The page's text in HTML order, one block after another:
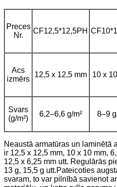
Preces
Nr.
CF12,5*12,5PH
Acs
izmērs
12,5 x 12,5 mm 10 x
Svars
(g/m²)
6,2–6,6 g/m² 8–9
Neaustā armatūras un laminētā
ir 12,5 x 12,5 mm, 10 x 10 mm,
12,5 x 6,25 mm utt. Regulārās
13 g, 15,5 g utt.Pateicoties
svaram, to var pilnībā savienot